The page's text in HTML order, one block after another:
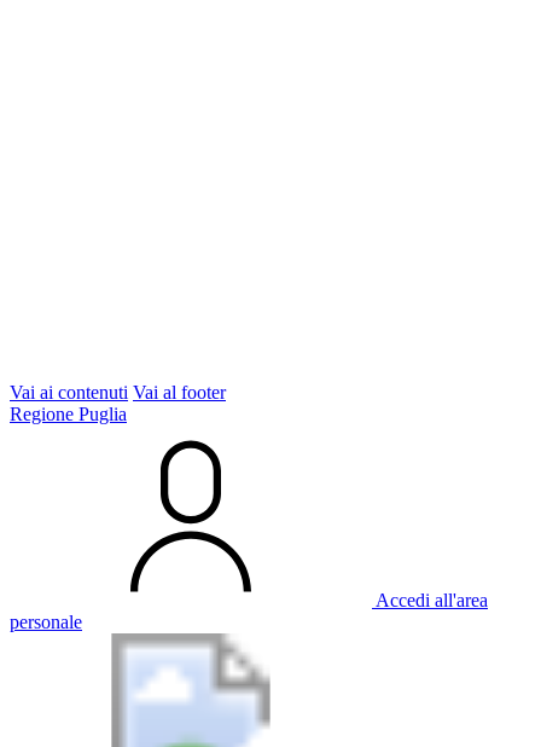
Vai ai contenuti Vai al footer
Regione Puglia
Accedi all'area
personale